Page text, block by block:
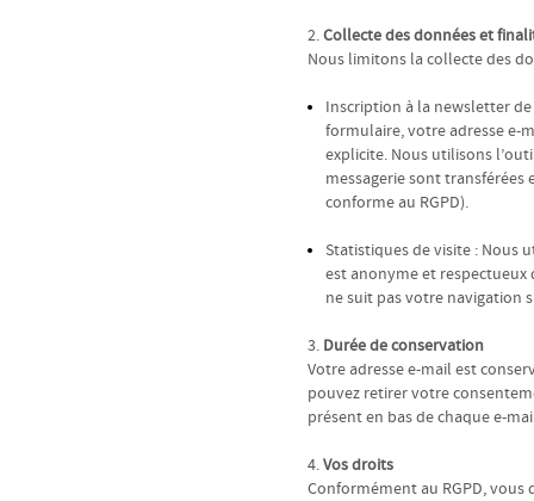
2.Collecte des données et
Nous limitons la collecte des
Inscription à la newsletter
formulaire, votre adresse e-
explicite. Nous utilisons
messagerie sont transférées
conforme au RGPD).
Statistiques de visite : Nous
est anonyme et respectueux
ne suit pas votre navigation
3. Durée de conservation
Votre adresse e-mail est
pouvez retirer votre
présent en bas de chaque e-
4.Vos droits
Conformément au RGPD, vous